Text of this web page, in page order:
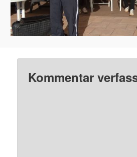
Kommentar